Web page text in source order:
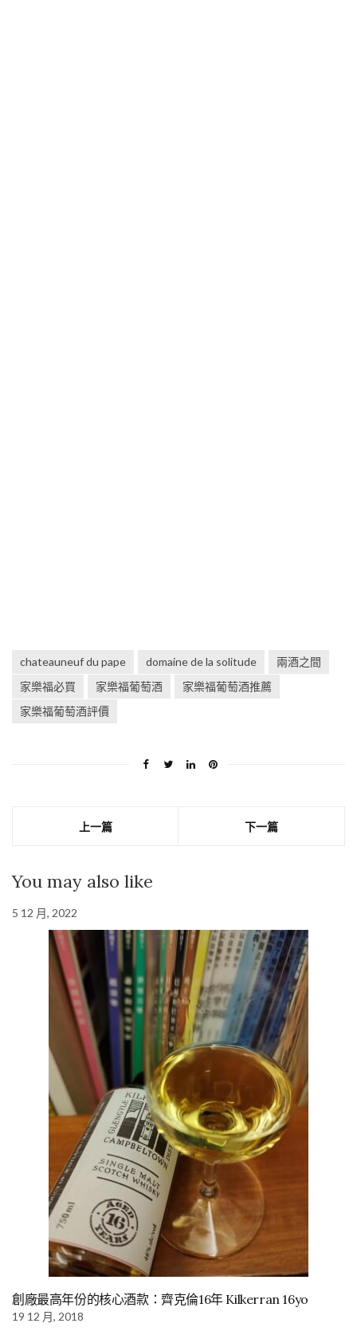
chateauneuf du pape domaine de la solitude
兩酒之間
家樂福必買
家樂福葡萄酒
家樂福葡萄酒推薦
家樂福葡萄酒評價
上一篇 下一篇
You may also like
5 12 月, 2022
創廠最高年份的核心酒款：齊克倫16年 Kilkerran 16yo
19 12 月, 2018